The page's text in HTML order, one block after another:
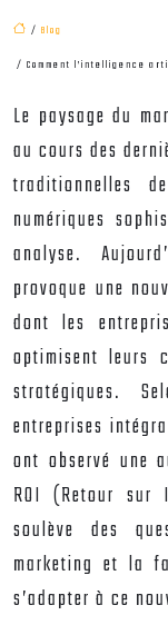
/ Blog
/ Comment l’intelligence
Le paysage du
au cours des
traditionnelles
numériques
analyse.
provoque une
dont les
optimisent leurs
stratégiques.
entreprises
ont observé une
ROI (Retour sur
soulève des
marketing et la
s’adapter à ce